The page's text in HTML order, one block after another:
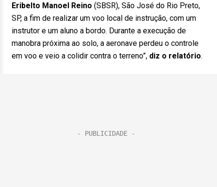
Eribelto Manoel Reino (SBSR), São José do Rio Preto,
SP, a fim de realizar um voo local de instrução, com um
instrutor e um aluno a bordo. Durante a execução de
manobra próxima ao solo, a aeronave perdeu o controle
em voo e veio a colidir contra o terreno”, diz o relatório.